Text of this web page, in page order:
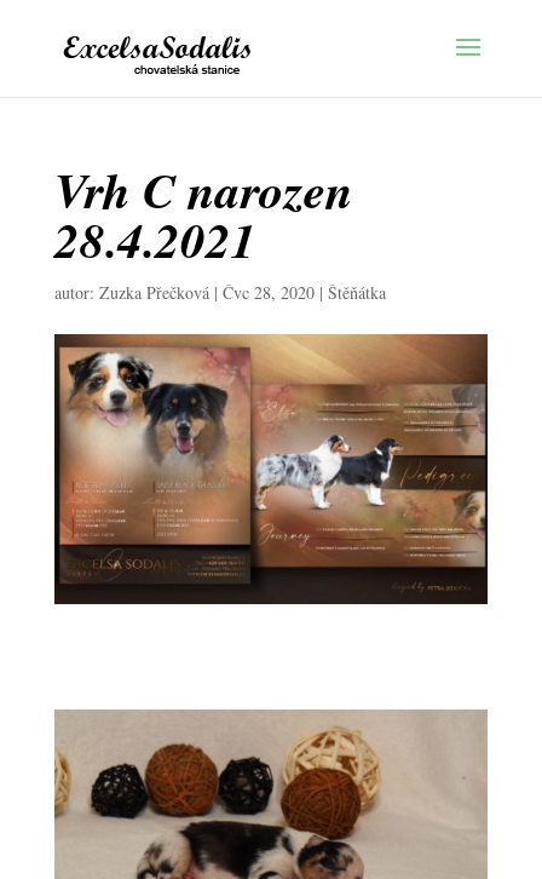
Vrh C narozen
28.4.2021
autor: Zuzka Přečková| Čvc 28, 2020| Štěňátka